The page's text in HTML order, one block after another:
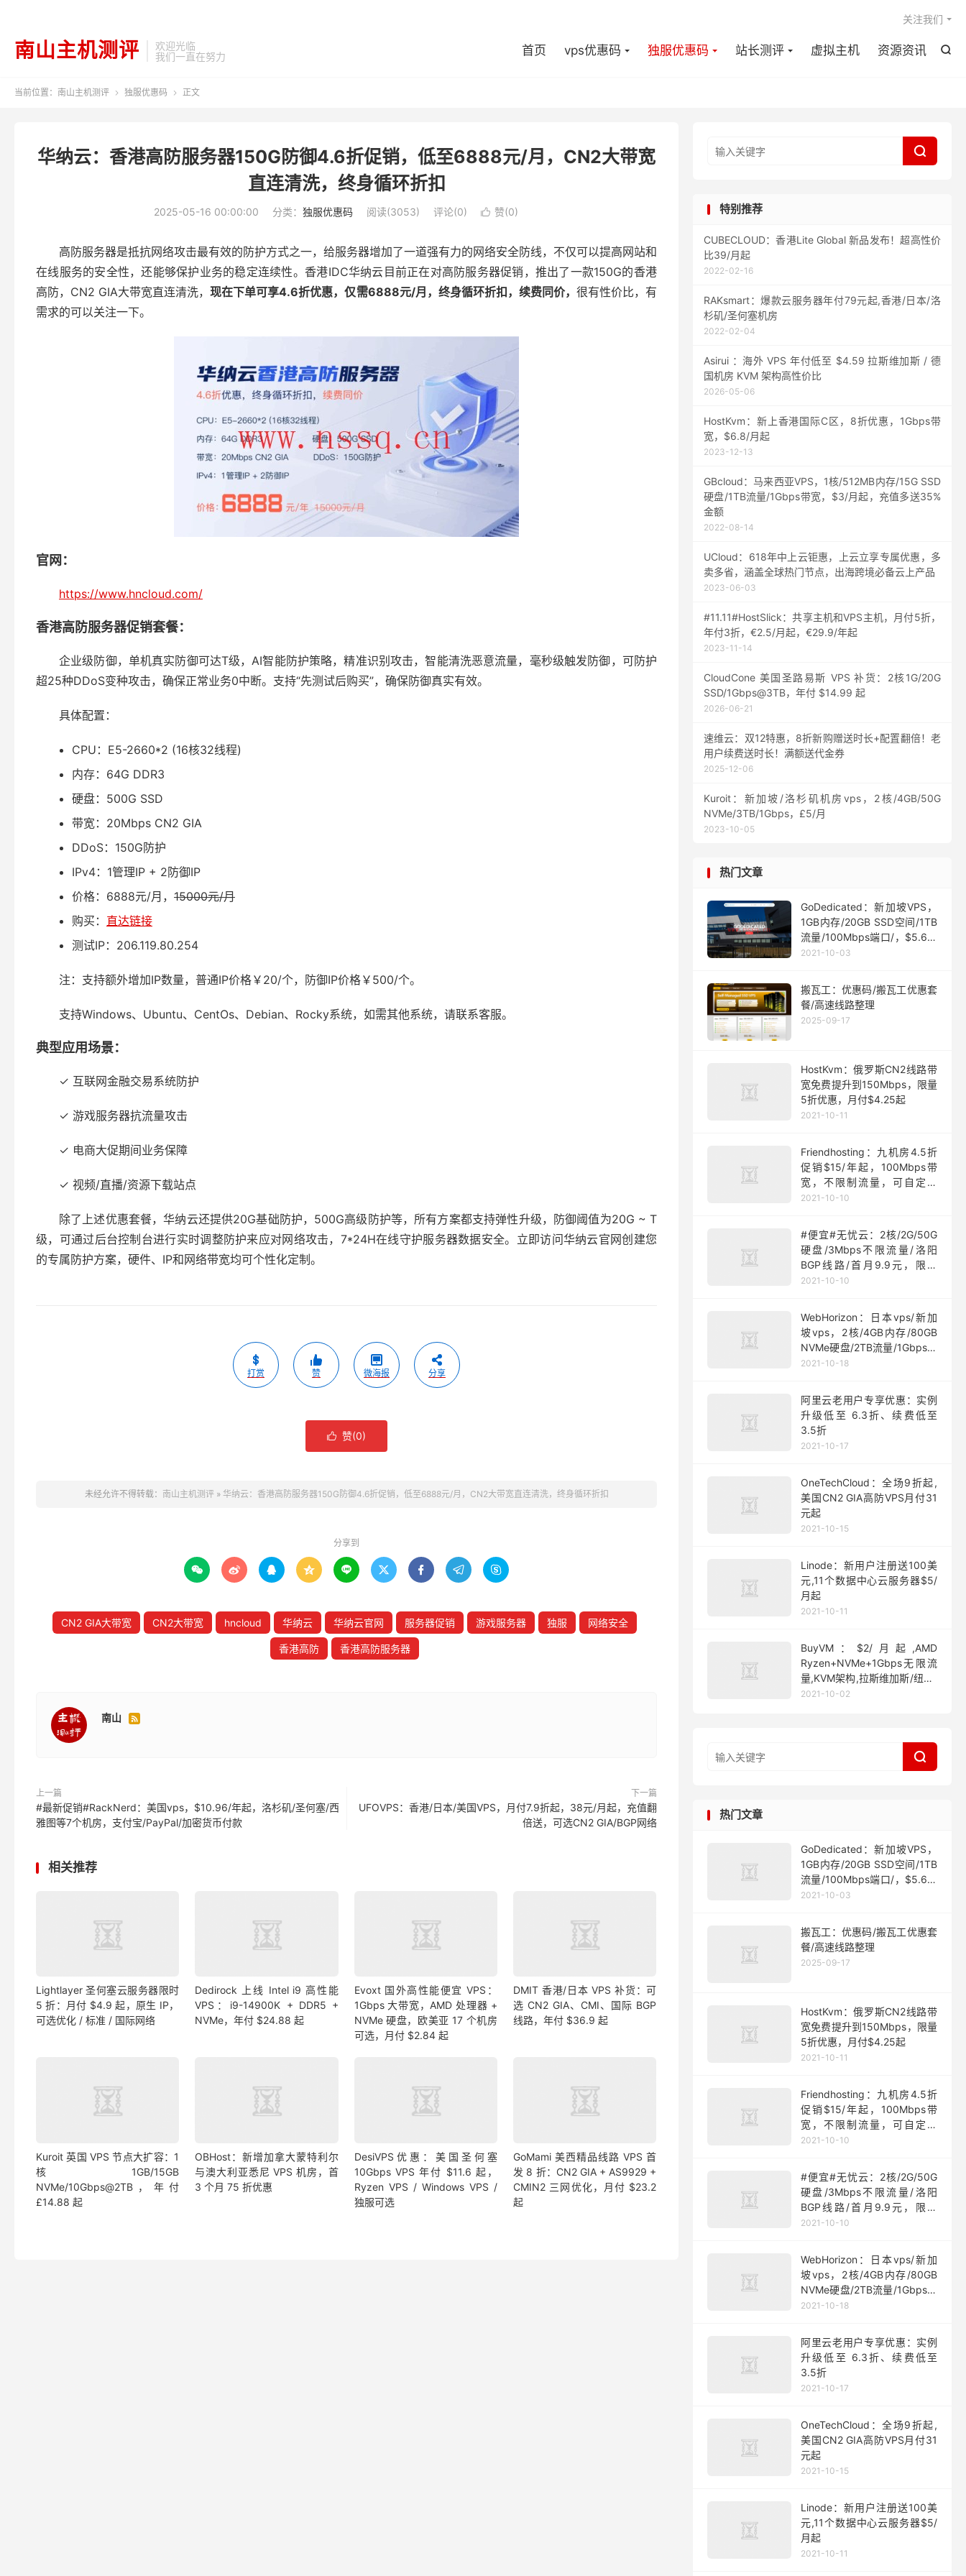
南山主机测评
欢迎光临
我们一直在努力

首页 vps优惠码 独服优惠码 站长测评 虚拟主机 资源资讯
关注我们
当前位置： 南山主机测评  独服优惠码  正文
华纳云：香港高防服务器150G防御4.6折促销，低至6888元/月，CN2大带宽
直连清洗，终身循环折扣
2025-05-16 00:00:00 分类： 独服优惠码 阅读(3053) 评论(0)  赞(0)
高防服务器是抵抗网络攻击最有效的防护方式之一，给服务器增加了一道强有力的网络安全防线，不仅可以提高网站和
在线服务的安全性，还能够保护业务的稳定连续性。香港IDC华纳云目前正在对高防服务器促销，推出了一款150G的香港
高防，CN2 GIA大带宽直连清洗，现在下单可享4.6折优惠，仅需6888元/月，终身循环折扣，续费同价， 很有性价比，有
需求的可以关注一下。
官网：
https://www.hncloud.com/
香港高防服务器促销套餐：
企业级防御，单机真实防御可达T级，AI智能防护策略，精准识别攻击，智能清洗恶意流量，毫秒级触发防御，可防护
超25种DDoS变种攻击，确保正常业务0中断。支持“先测试后购买”，确保防御真实有效。
具体配置：
CPU：E5-2660*2 (16核32线程)
内存：64G DDR3
硬盘：500G SSD
带宽：20Mbps CN2 GIA
DDoS：150G防护
IPv4：1管理IP + 2防御IP
价格：6888元/月， 15000元/月
购买： 直达链接
测试IP：206.119.80.254
注：支持额外增加IP数量，普通IP价格￥20/个，防御IP价格￥500/个。
支持Windows、Ubuntu、CentOs、Debian、Rocky系统，如需其他系统，请联系客服。
典型应用场景：
✓ 互联网金融交易系统防护
✓ 游戏服务器抗流量攻击
✓ 电商大促期间业务保障
✓ 视频/直播/资源下载站点
除了上述优惠套餐，华纳云还提供20G基础防护，500G高级防护等，所有方案都支持弹性升级，防御阈值为20G ~ T
级，可通过后台控制台进行实时调整防护来应对网络攻击，7*24H在线守护服务器数据安全。立即访问华纳云官网创建您
的专属防护方案，硬件、IP和网络带宽均可个性化定制。
打赏 赞 微海报 分享
 赞(0)
未经允许不得转载： 南山主机测评» 华纳云：香港高防服务器150G防御4.6折促销，低至6888元/月，CN2大带宽直连清洗，终身循环折扣
分享到
        
CN2 GIA大带宽 CN2大带宽 hncloud 华纳云 华纳云官网 服务器促销 游戏服务器 独服 网络安全
香港高防 香港高防服务器
南山 
上一篇
#最新促销#RackNerd：美国vps，$10.96/年起，洛杉矶/圣何塞/西
雅图等7个机房，支付宝/PayPal/加密货币付款
下一篇
UFOVPS：香港/日本/美国VPS，月付7.9折起，38元/月起，充值翻
倍送，可选CN2 GIA/BGP网络
相关推荐
Lightlayer 圣何塞云服务器限时
5 折：月付 $4.9 起，原生 IP，
可选优化 / 标准 / 国际网络
Dedirock 上线 Intel i9 高性能
VPS：i9-14900K + DDR5 +
NVMe，年付 $24.88 起
Evoxt 国外高性能便宜 VPS：
1Gbps 大带宽，AMD 处理器 +
NVMe 硬盘，欧美亚 17 个机房
可选，月付 $2.84 起
DMIT 香港/日本 VPS 补货：可
选 CN2 GIA、CMI、国际 BGP
线路，年付 $36.9 起
Kuroit 英国 VPS 节点大扩容：1
核1GB/15GB
NVMe/10Gbps@2TB，年付
£14.88 起
OBHost：新增加拿大蒙特利尔
与澳大利亚悉尼 VPS 机房，首
3 个月 75 折优惠
DesiVPS优惠：美国圣何塞
10Gbps VPS 年付 $11.6 起，
Ryzen VPS / Windows VPS /
独服可选
GoMami 美西精品线路 VPS 首
发 8 折：CN2 GIA + AS9929 +
CMIN2 三网优化，月付 $23.2
起

特别推荐
CUBECLOUD：香港Lite Global 新品发布！超高性价
比39/月起
2022-02-16
RAKsmart：爆款云服务器年付79元起,香港/日本/洛
杉矶/圣何塞机房
2022-02-04
Asirui ：海外 VPS 年付低至 $4.59 拉斯维加斯 / 德
国机房 KVM 架构高性价比
2026-05-06
HostKvm：新上香港国际C区，8折优惠，1Gbps带
宽，$6.8/月起
2023-12-13
GBcloud：马来西亚VPS，1核/512MB内存/15G SSD
硬盘/1TB流量/1Gbps带宽，$3/月起，充值多送35%
金额
2022-08-14
UCloud：618年中上云钜惠，上云立享专属优惠，多
卖多省，涵盖全球热门节点，出海跨境必备云上产品
2023-06-03
#11.11#HostSlick：共享主机和VPS主机，月付5折，
年付3折，€2.5/月起，€29.9/年起
2023-11-14
CloudCone 美国圣路易斯 VPS 补货：2核1G/20G
SSD/1Gbps@3TB，年付 $14.99 起
2026-06-21
速维云：双12特惠，8折新购赠送时长+配置翻倍！老
用户续费送时长！满额送代金券
2025-12-06
Kuroit：新加坡/洛杉矶机房vps，2核/4GB/50G
NVMe/3TB/1Gbps，£5/月
2023-10-05
热门文章
GoDedicated：新加坡VPS，
1GB内存/20GB SSD空间/1TB
流量/100Mbps端口/，$5.63/
月起
2021-10-03
搬瓦工：优惠码/搬瓦工优惠套
餐/高速线路整理
2025-09-17
HostKvm：俄罗斯CN2线路带
宽免费提升到150Mbps，限量
5折优惠，月付$4.25起
2021-10-11
Friendhosting：九机房4.5折
促销$15/年起，100Mbps带
宽，不限制流量，可自定义
ISO
2021-10-10
#便宜#无忧云：2核/2G/50G
硬盘/3Mbps不限流量/洛阳
BGP线路/首月9.9元，限量
200台
2021-10-10
WebHorizon：日本vps/新加
坡vps，2核/4GB内存/80GB
NVMe硬盘/2TB流量/1Gbps端
口，$5/月起
2021-10-18
阿里云老用户专享优惠：实例
升级低至 6.3折、续费低至
3.5折
2021-10-17
OneTechCloud：全场9折起,
美国CN2 GIA高防VPS月付31
元起
2021-10-15
Linode：新用户注册送100美
元,11个数据中心云服务器$5/
月起
2021-10-11
BuyVM：$2/月起,AMD
Ryzen+NVMe+1Gbps无限流
量,KVM架构,拉斯维加斯/纽约/
迈阿密
2021-10-02

热门文章
GoDedicated：新加坡VPS，
1GB内存/20GB SSD空间/1TB
流量/100Mbps端口/，$5.63/
月起
2021-10-03
搬瓦工：优惠码/搬瓦工优惠套
餐/高速线路整理
2025-09-17
HostKvm：俄罗斯CN2线路带
宽免费提升到150Mbps，限量
5折优惠，月付$4.25起
2021-10-11
Friendhosting：九机房4.5折
促销$15/年起，100Mbps带
宽，不限制流量，可自定义
ISO
2021-10-10
#便宜#无忧云：2核/2G/50G
硬盘/3Mbps不限流量/洛阳
BGP线路/首月9.9元，限量
200台
2021-10-10
WebHorizon：日本vps/新加
坡vps，2核/4GB内存/80GB
NVMe硬盘/2TB流量/1Gbps端
口，$5/月起
2021-10-18
阿里云老用户专享优惠：实例
升级低至 6.3折、续费低至
3.5折
2021-10-17
OneTechCloud：全场9折起,
美国CN2 GIA高防VPS月付31
元起
2021-10-15
Linode：新用户注册送100美
元,11个数据中心云服务器$5/
月起
2021-10-11